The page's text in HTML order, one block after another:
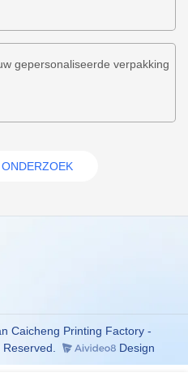
gepersonaliseerde verpakking
Caicheng Printing Factory -
Design